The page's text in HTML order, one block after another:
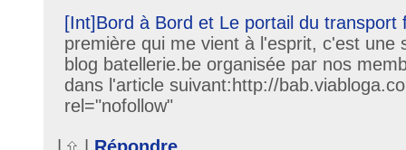
[Int]Bord à Bord et Le portail du transport
première qui me vient à l'esprit, c'est une
blog batellerie.be organisée par nos
dans l'article suivant:http://
rel="nofollow"